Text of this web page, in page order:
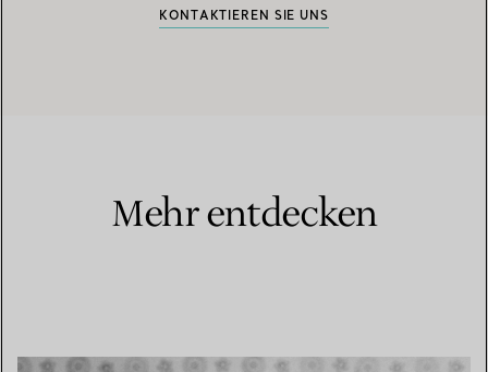
KONTAKTIEREN SIE UNS
Mehr entdecken